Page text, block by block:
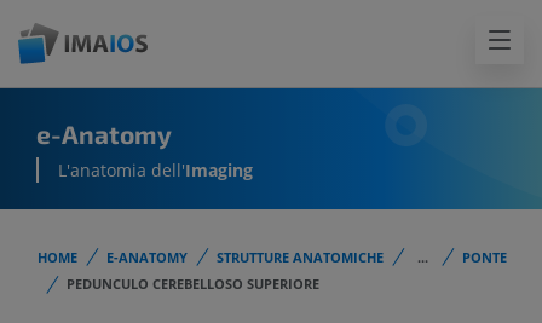
e-Anatomy
L'anatomia dell'Imaging
HOME E-ANATOMY STRUTTURE ANATOMICHE ...
PONTE
PEDUNCULO CEREBELLOSO SUPERIORE